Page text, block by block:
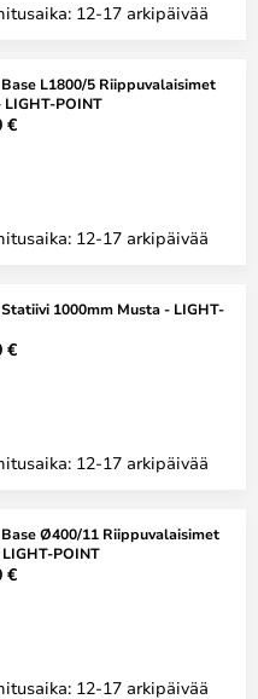
12-17 arkipäivää
L1800/5 Riippuvalaisimet
POINT
€
12-17 arkipäivää
1000mm Musta - LIGHT-
€
12-17 arkipäivää
Ø400/11 Riippuvalaisimet
POINT
€
12-17 arkipäivää